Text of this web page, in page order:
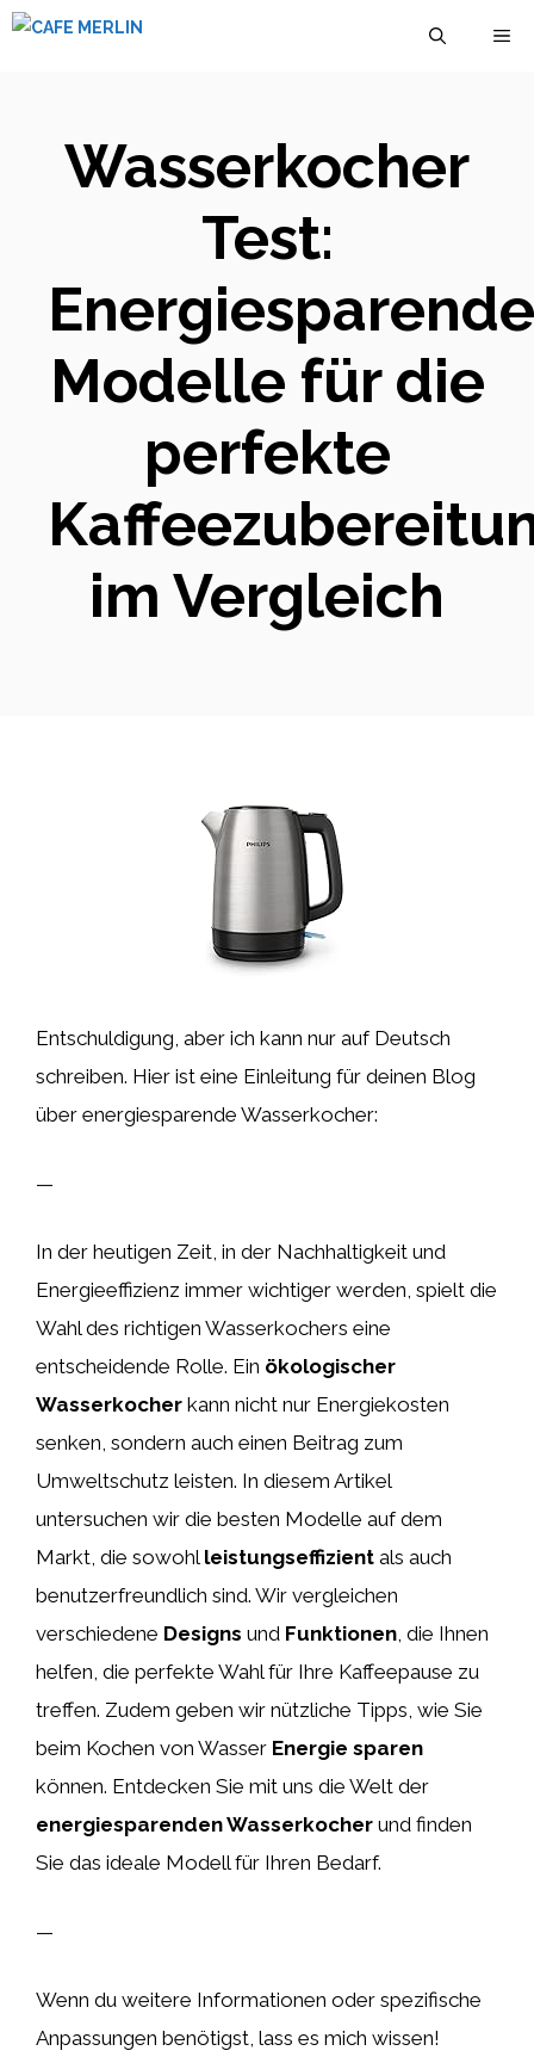
Zum
Wasserkocher
Test:
Energiesparende
Modelle für die
perfekte
im Vergleich
Entschuldigung, aber ich kann nur auf Deutsch
schreiben. Hier ist eine Einleitung für deinen Blog
über energiesparende Wasserkocher:
—
In der heutigen Zeit, in der Nachhaltigkeit und
Energieeffizienz immer wichtiger werden, spielt die
Wahl des richtigen Wasserkochers eine
entscheidende Rolle. Ein ökologischer
Wasserkocher kann nicht nur Energiekosten
senken, sondern auch einen Beitrag zum
Umweltschutz leisten. In diesem Artikel
untersuchen wir die besten Modelle auf dem
Markt, die sowohl leistungseffizient als auch
benutzerfreundlich sind. Wir vergleichen
verschiedene Designs und Funktionen, die Ihnen
helfen, die perfekte Wahl für Ihre Kaffeepause zu
treffen. Zudem geben wir nützliche Tipps, wie Sie
beim Kochen von Wasser Energie sparen
können. Entdecken Sie mit uns die Welt der
energiesparenden Wasserkocher und finden
Sie das ideale Modell für Ihren Bedarf.
—
Wenn du weitere Informationen oder spezifische
Anpassungen benötigst, lass es mich wissen!